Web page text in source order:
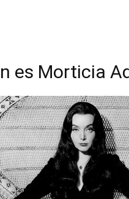
es Morticia